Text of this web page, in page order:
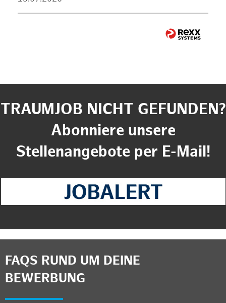
TRAUMJOB NICHT GEFUNDEN?
Abonniere unsere
Stellenangebote per E-Mail!
FAQS RUND UM DEINE
BEWERBUNG